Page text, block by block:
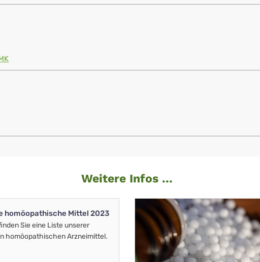
Weitere Infos ...
homöopathische Mittel 2023
Sie eine Liste unserer
homöopathischen Arzneimittel.